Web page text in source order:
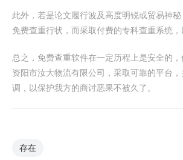
此外，若是论文履行波及高度明锐或贸易神
免费查重行状，而采取付费的专科查重系统，
总之，免费查重软件在一定历程上是安全的
资阳市汝大物流有限公司，采取可靠的平台
调，以保护我方的商讨恶果不被久了。
存在